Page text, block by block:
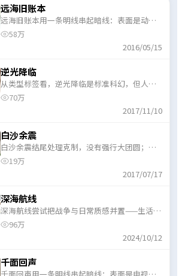
远海旧账本
远海旧账本用一条明线串起暗线：表面是动漫
常见桥段，内里仍藏了几处巧思反转。
58万
2016/05/15
逆光降临
从类型标签看，逆光降临是标准科幻，但人物
关系写得细，不是脸谱化的正邪对立。
70万
2017/11/10
白沙余震
白沙余震结尾处理克制，没有强行大团圆；对
喜欢开放式余味的动漫爱好者相对友好。
19万
2017/07/17
深海航线
深海航线尝试把战争与日常质感并置——生活流
片段与高能段落交替出现，观感不单调。
96万
2024/10/12
千面回声